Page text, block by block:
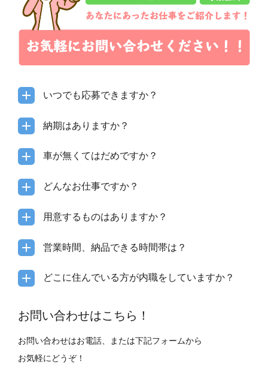
いつでも応募できますか？
納期はありますか？
車が無くてはだめですか？
どんなお仕事ですか？
用意するものはありますか？
営業時間、納品できる時間帯は？
どこに住んでいる方が内職をしていますか？
お問い合わせはこちら！
お問い合わせはお電話、または下記フォームから
お気軽にどうぞ！